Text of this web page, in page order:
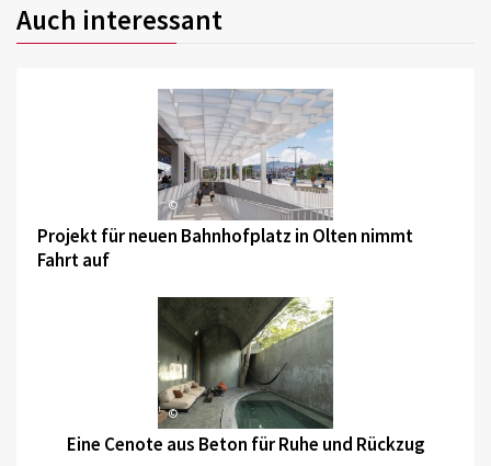
Auch interessant
©
Projekt für neuen Bahnhofplatz in Olten nimmt
Fahrt auf
©
Eine Cenote aus Beton für Ruhe und Rückzug